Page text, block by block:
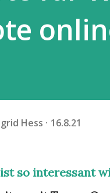
Hess 16.8.21
so interessant